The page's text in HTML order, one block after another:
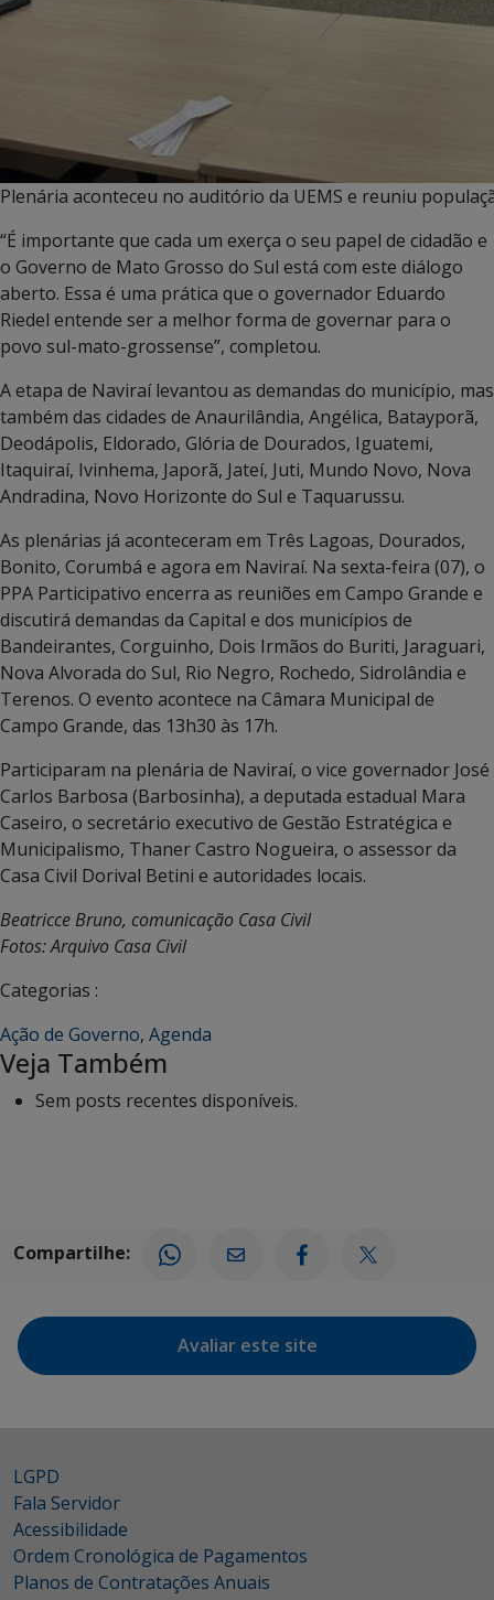
Plenária aconteceu no auditório da UEMS e reuniu
“É importante que cada um exerça o seu papel de cidadão e
o Governo de Mato Grosso do Sul está com este diálogo
aberto. Essa é uma prática que o governador Eduardo
Riedel entende ser a melhor forma de governar para o
povo sul-mato-grossense”, completou.
A etapa de Naviraí levantou as demandas do município, mas
também das cidades de Anaurilândia, Angélica, Batayporã,
Deodápolis, Eldorado, Glória de Dourados, Iguatemi,
Itaquiraí, Ivinhema, Japorã, Jateí, Juti, Mundo Novo, Nova
Andradina, Novo Horizonte do Sul e Taquarussu.
As plenárias já aconteceram em Três Lagoas, Dourados,
Bonito, Corumbá e agora em Naviraí. Na sexta-feira (07), o
PPA Participativo encerra as reuniões em Campo Grande e
discutirá demandas da Capital e dos municípios de
Bandeirantes, Corguinho, Dois Irmãos do Buriti, Jaraguari,
Nova Alvorada do Sul, Rio Negro, Rochedo, Sidrolândia e
Terenos. O evento acontece na Câmara Municipal de
Campo Grande, das 13h30 às 17h.
Participaram na plenária de Naviraí, o vice governador José
Carlos Barbosa (Barbosinha), a deputada estadual Mara
Caseiro, o secretário executivo de Gestão Estratégica e
Municipalismo, Thaner Castro Nogueira, o assessor da
Casa Civil Dorival Betini e autoridades locais.
Beatricce Bruno, comunicação Casa Civil
Fotos: Arquivo Casa Civil
Categorias :
Ação de Governo, Agenda
Veja Também
Sem posts recentes disponíveis.
Compartilhe:
Avaliar este site
LGPD
Fala Servidor
Acessibilidade
Ordem Cronológica de Pagamentos
Planos de Contratações Anuais